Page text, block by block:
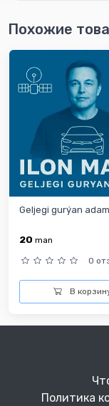
Похожие
Geljegi gurýan adam
20 man
0
В
Политика